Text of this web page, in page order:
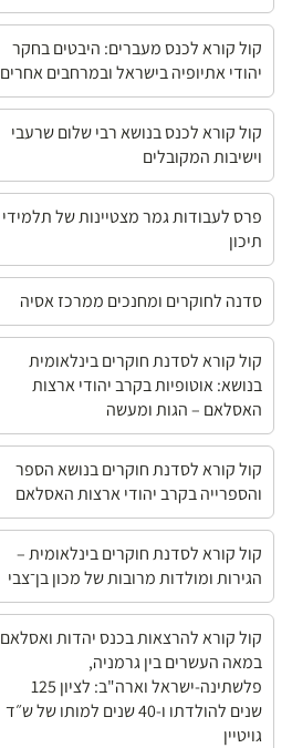
קול קורא לכנס מעברים: היבטים בחקר
יהודי אתיופיה בישראל ובמרחבים אחרים
קול קורא לכנס בנושא רבי שלום שרעבי
וישיבות המקובלים
פרס לעבודות גמר מצטיינות של תלמידי
תיכון
סדנה לחוקרים ומחנכים ממרכז אסיה
קול קורא לסדנת חוקרים בינלאומית
בנושא: אוטופיות בקרב יהודי ארצות
האסלאם – הגות ומעשה
קול קורא לסדנת חוקרים בנושא הספר
והספרייה בקרב יהודי ארצות האסלאם
קול קורא לסדנת חוקרים בינלאומית –
הגירות ומולדות מרובות של מכון בן־צבי
קול קורא להרצאות בכנס יהדות ואסלאם
במאה העשרים בין גרמניה,
פלשתינה-ישראל וארה"ב: לציון 125
שנים להולדתו ו-40 שנים למותו של ש״ד
גויטיין